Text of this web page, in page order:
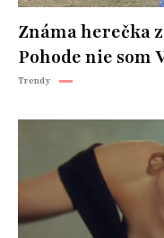
Známa herečka
Pohode nie som
Trendy